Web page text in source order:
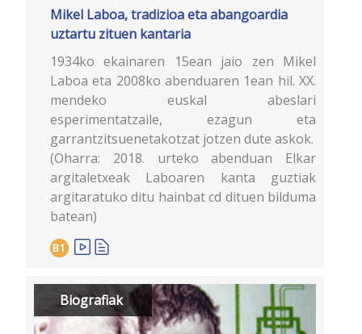
Mikel Laboa, tradizioa eta abangoardia
uztartu zituen kantaria
1934ko ekainaren 15ean jaio zen Mikel
Laboa eta 2008ko abenduaren 1ean hil. XX.
mendeko euskal abeslari
esperimentatzaile, ezagun eta
garrantzitsuenetakotzat jotzen dute askok.
(Oharra: 2018. urteko abenduan Elkar
argitaletxeak Laboaren kanta guztiak
argitaratuko ditu hainbat cd dituen bilduma
batean)
B1
Biografiak